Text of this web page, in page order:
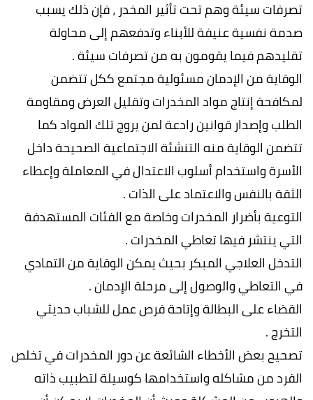
تصرفات سيئة وهم تحت تأثير المخدر ، فإن ذلك يسبب
صدمة نفسية عنيفة للأبناء وتدفعهم إلى محاولة
تقليدهم فيما يقومون به من تصرفات سيئة .
الوقاية من الإدمان مسئولية مجتمع ككل تتضمن
لمكافحة إنتاج مواد المخدرات وتقليل العرض ومقاومة
الطلب وإصدار قوانين رادعة لمن يروج تلك المواد كما
تتضمن الوقاية منه التنشئة الاجتماعية الصحيحة داخل
الأسرة واستخدام أسلوب الاعتدال في المعاملة وإعطاء
الثقة بالنفس والاعتماد على الذات .
التوعية بأضرار المخدرات وخاصة مع الفئات المستهدفة
التي ينتشر فيها تعاطي المخدرات .
التدخل العلاجي المبكر بحيث يمكن الوقاية من التمادي
في التعاطي والوصول إلى مرحلة الإدمان .
القضاء على البطالة وإتاحة فرص عمل للشباب حديثي
التخرج .
تصحيح بعض الأخطاء الشائعة عن دور المخدرات في تخلص
الفرد من مشاكله واستخدامها كوسيلة لتطبيب ذاته